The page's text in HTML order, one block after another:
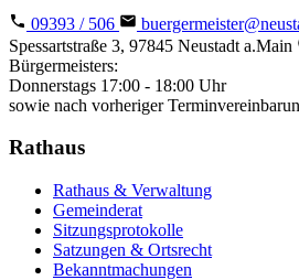
09393 / 506
Spessartstraße 3, 97845 Neustadt a.Main
Bürgermeisters:
Donnerstags 17:00 - 18:00 Uhr
sowie nach vorheriger
Rathaus
Rathaus & Verwaltung
Gemeinderat
Sitzungsprotokolle
Satzungen & Ortsrecht
Bekanntmachungen